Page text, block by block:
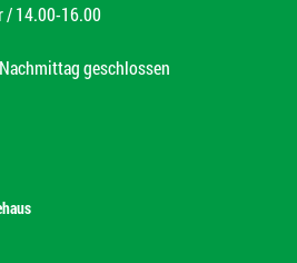
/ 14.00-16.00
geschlossen